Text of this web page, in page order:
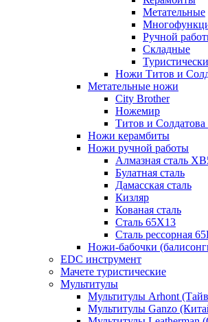
Метательные
Ручной
Складные
Ножи Титов и
Метательные ножи
City Brother
Ножемир
Титов и Солдатова
Ножи керамбиты
Ножи ручной работы
Алмазная сталь
Булатная сталь
Дамасская сталь
Кизляр
Кованая сталь
Сталь 65Х13
Сталь рессорная
Ножи-бабочки
EDC инструмент
Мачете туристические
Мультитулы
Мультитулы Arhont
Мультитулы Ganzo